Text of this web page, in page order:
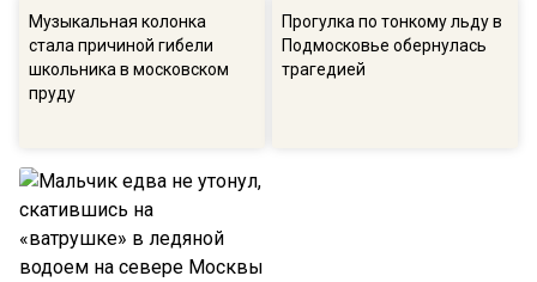
Музыкальная колонка
стала причиной гибели
школьника в московском
пруду
Прогулка по тонкому льду в
Подмосковье обернулась
трагедией